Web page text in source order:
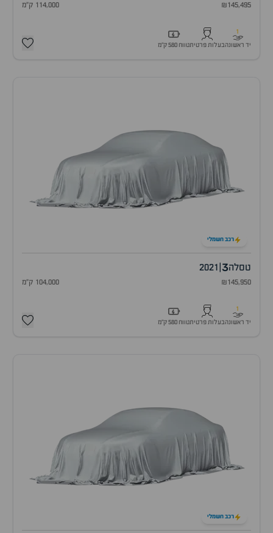
₪145,495 114,000 ק"מ
1
יד ראשונהבעלות פרטיתטווח 580 ק״מ
רכב חשמלי
טסלה3
2021
₪145,950 104,000 ק"מ
1
יד ראשונהבעלות פרטיתטווח 580 ק״מ
רכב חשמלי